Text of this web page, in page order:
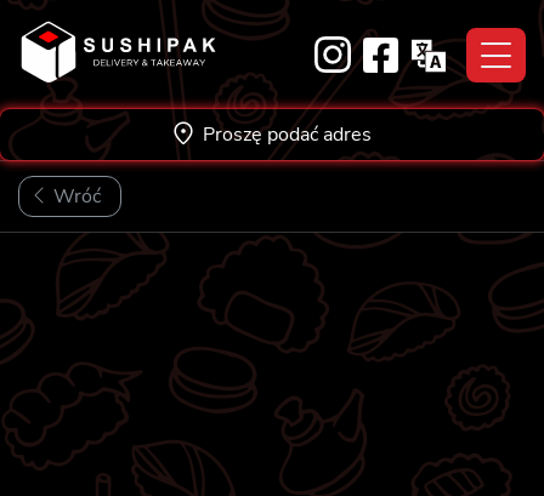
Skip
content
Proszę podać adres
Wróć